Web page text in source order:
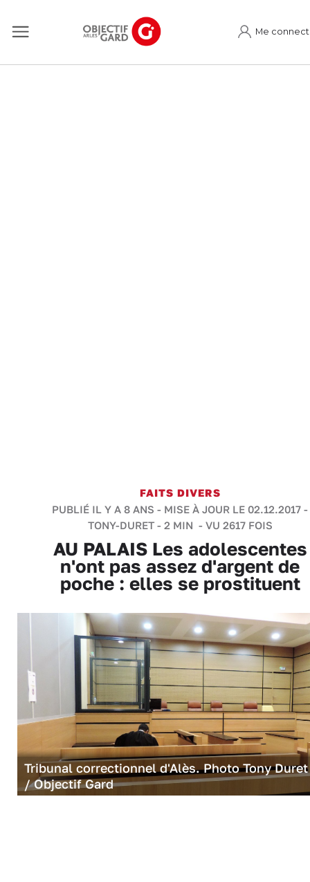
Me
FAITS DIVERS
PUBLIÉ IL Y A 8 ANS - MISE À JOUR LE 02.12.2017 -
TONY-DURET- 2 MIN - VU 2617 FOIS
AU PALAIS Les adolescentes
n'ont pas assez d'argent de
poche : elles se prostituent
Tribunal correctionnel d'Alès. Photo Tony Duret
/ Objectif Gard